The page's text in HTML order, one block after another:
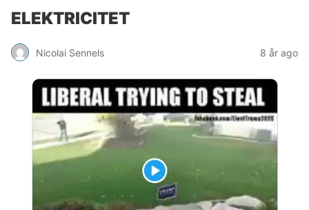
ELEKTRICITET
Nicolai Sennels 8 år ago